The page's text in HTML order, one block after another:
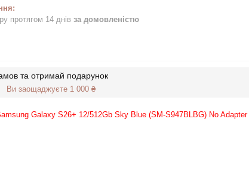
протягом 14 днів за домовленістю
та отримай подарунок
Ви заощаджуєте 1 000 ₴
Galaxy S26+ 12/512Gb Sky Blue (SM-S947BLBG) No Adapter